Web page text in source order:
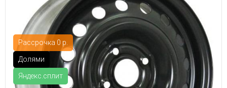
Рассрочка 0 р.
Долями
Яндекс.сплит